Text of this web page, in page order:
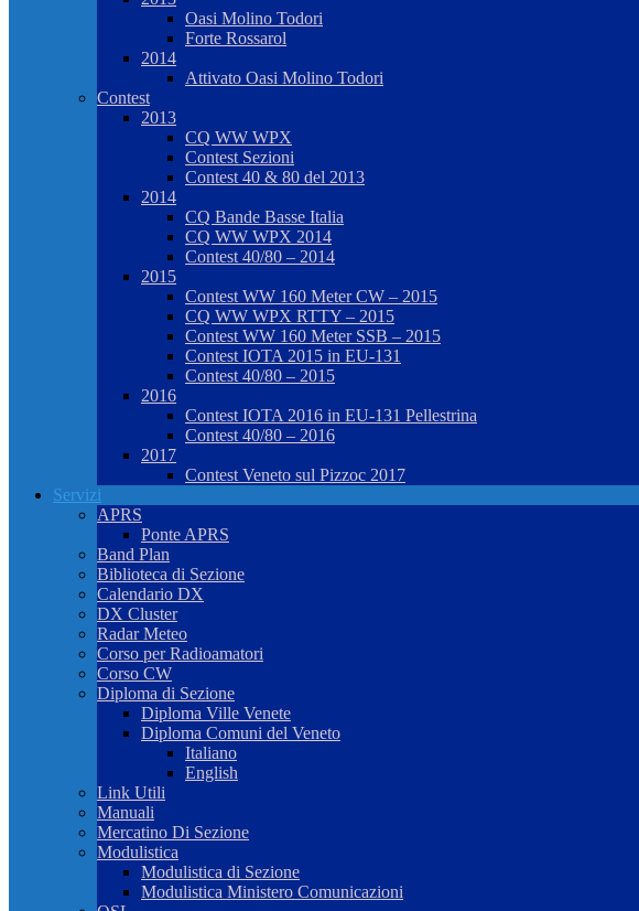
Oasi Molino Todori
Forte Rossarol
2014
Attivato Oasi Molino Todori
Contest
2013
CQ WW WPX
Contest Sezioni
Contest 40 & 80 del 2013
2014
CQ Bande Basse Italia
CQ WW WPX 2014
Contest 40/80 – 2014
2015
Contest WW 160 Meter CW – 2015
CQ WW WPX RTTY – 2015
Contest WW 160 Meter SSB – 2015
Contest IOTA 2015 in EU-131
Contest 40/80 – 2015
2016
Contest IOTA 2016 in EU-131 Pellestrina
Contest 40/80 – 2016
2017
Contest Veneto sul Pizzoc 2017
Servizi
APRS
Ponte APRS
Band Plan
Biblioteca di Sezione
Calendario DX
DX Cluster
Radar Meteo
Corso per Radioamatori
Corso CW
Diploma di Sezione
Diploma Ville Venete
Diploma Comuni del Veneto
Italiano
English
Link Utili
Manuali
Mercatino Di Sezione
Modulistica
Modulistica di Sezione
Modulistica Ministero Comunicazioni